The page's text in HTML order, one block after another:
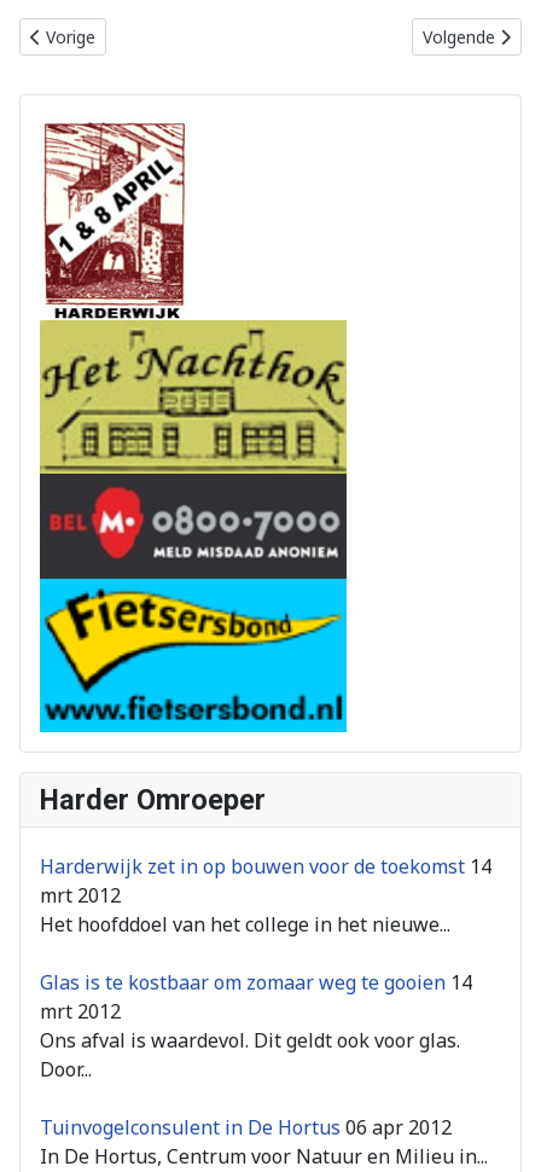
Vorig artikel: Het stationstoilet is geopend.
Vorige Volgende
Volgende
Harder Omroeper
Harderwijk zet in op bouwen voor de toekomst 14
mrt 2012
Het hoofddoel van het college in het nieuwe...
Glas is te kostbaar om zomaar weg te gooien 14
mrt 2012
Ons afval is waardevol. Dit geldt ook voor glas.
Door...
Tuinvogelconsulent in De Hortus 06 apr 2012
In De Hortus, Centrum voor Natuur en Milieu in...